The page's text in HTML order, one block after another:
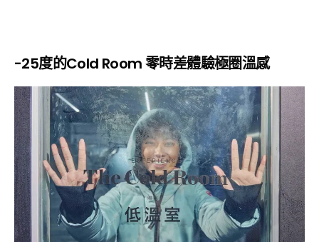
-25度的Cold Room 零時差體驗極圈溫感